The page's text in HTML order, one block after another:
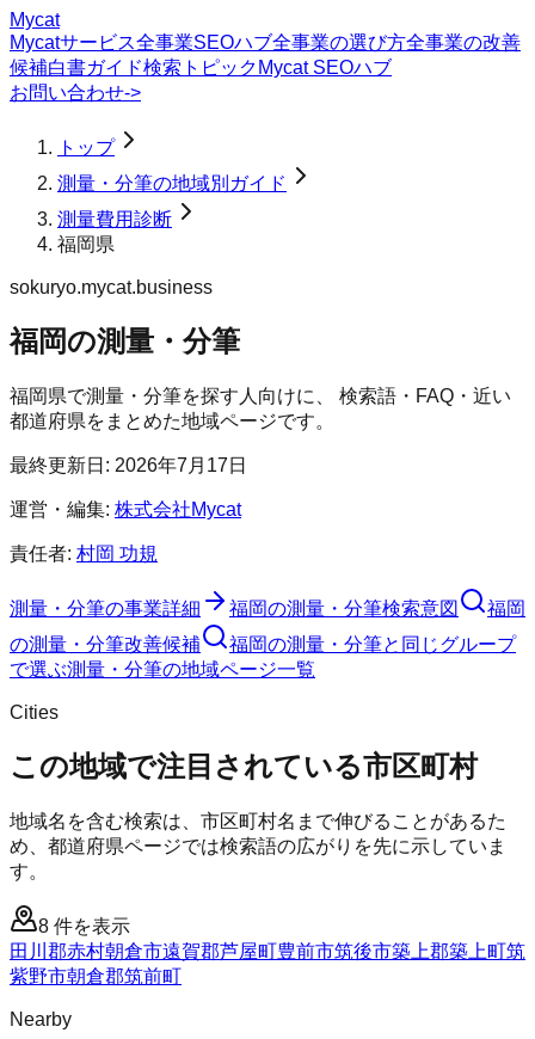
Mycat
Mycatサービス全事業SEOハブ全事業の選び方全事業の改善
候補白書ガイド検索トピック Mycat SEOハブ
お問い合わせ->
トップ
測量・分筆の地域別ガイド
測量費用診断
福岡県
sokuryo.mycat.business
福岡の測量・分筆
福岡県で測量・分筆を探す人向けに、 検索語・FAQ・近い
都道府県をまとめた地域ページです。
最終更新日: 2026年7月17日
運営・編集: 株式会社Mycat
責任者: 村岡 功規
測量・分筆の事業詳細 福岡の測量・分筆検索意図
福岡
の測量・分筆改善候補
福岡の測量・分筆と同じグループ
で選ぶ測量・分筆の地域ページ一覧
Cities
この地域で注目されている市区町村
地域名を含む検索は、市区町村名まで伸びることがあるた
め、都道府県ページでは検索語の広がりを先に示していま
す。
8 件を表示
田川郡赤村朝倉市遠賀郡芦屋町豊前市筑後市築上郡築上町筑
紫野市朝倉郡筑前町
Nearby